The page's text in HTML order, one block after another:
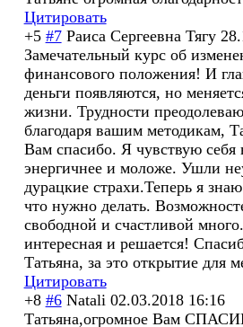
Цитировать
+5 #7 Раиса Сергеевна Тягу
Замечательный курс об
финансового положения! И
деньги появляются, но
жизни. Трудности
благодаря вашим методикам,
Вам спасибо. Я чувствую себя
энергичнее и моложе. Ушли
дурацкие страхи.Теперь я
что нужно делать.
свободной и счастливой
интересная и решается!
Татьяна, за это открытие для
Цитировать
+8 #6 Natali 02.03.2018 16:16
Татьяна,огромное Вам